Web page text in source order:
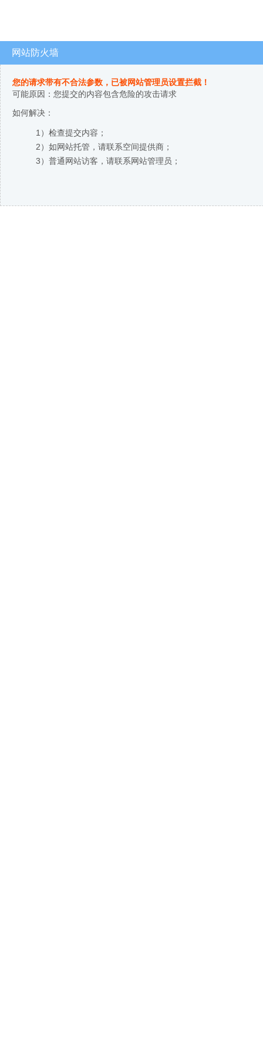
网站防火墙
您的请求带有不合法参数，已被网站管理员设置拦截！
可能原因：您提交的内容包含危险的攻击请求
如何解决：
1）检查提交内容；
2）如网站托管，请联系空间提供商；
3）普通网站访客，请联系网站管理员；